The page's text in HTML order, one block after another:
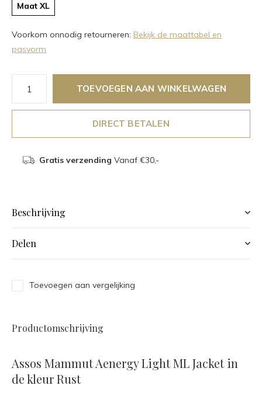
Maat XL
Voorkom onnodig retourneren: Bekijk de maattabel en
pasvorm
TOEVOEGEN AAN WINKELWAGEN
DIRECT BETALEN
Gratis verzending Vanaf €30,-
Beschrijving
Delen
Toevoegen aan vergelijking
Productomschrijving
Assos Mammut Aenergy Light ML Jacket in
de kleur Rust